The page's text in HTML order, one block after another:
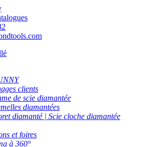
clients
de scie diamantée
diamantées
diamanté | Scie cloche diamantée
et foires
à 360°